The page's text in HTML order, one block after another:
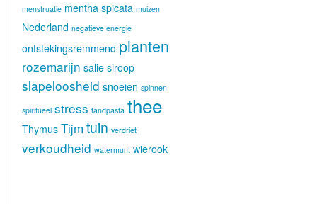
menstruatie mentha spicata muizen
Nederland negatieve energie
ontstekingsremmend planten
rozemarijn salie siroop
slapeloosheid snoeien spinnen
spiritueel stress tandpasta thee
Thymus Tijm tuin verdriet
verkoudheid watermunt wierook